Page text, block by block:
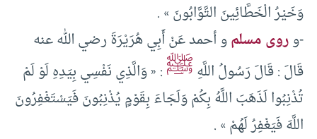
وَخَيْرُ الْخَطَّائِينَ التَّوَّابُونَ »‏ .‏
-وروى مسلمو أحمد عَنْ أَبِي هُرَيْرَةَ رضي الله عنه
قَالَ : قَالَ رَسُولُ اللَّهِﷺ: «‏ وَالَّذِي نَفْسِي بِيَدِهِ لَوْ لَمْ
تُذْنِبُوا لَذَهَبَ اللَّهُ بِكُمْ وَلَجَاءَ بِقَوْمٍ يُذْنِبُونَ فَيَسْتَغْفِرُونَ
اللَّهَ فَيَغْفِرُ لَهُمْ »‏ .‏